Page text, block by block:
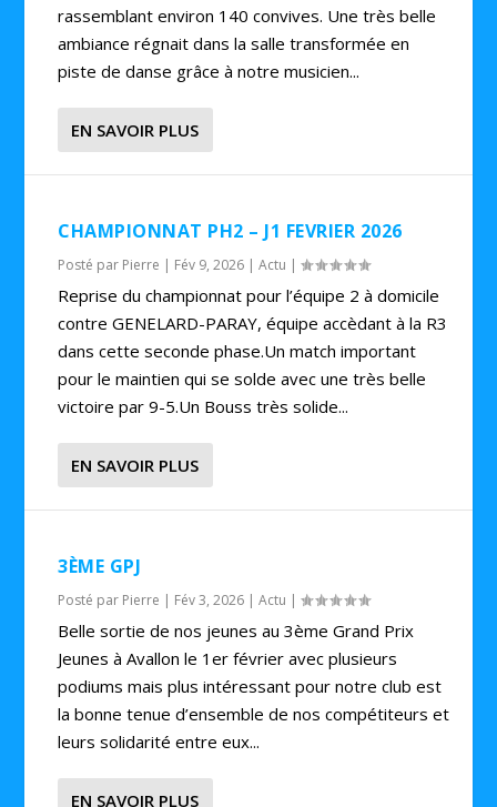
rassemblant environ 140 convives. Une très belle
ambiance régnait dans la salle transformée en
piste de danse grâce à notre musicien...
EN SAVOIR PLUS
CHAMPIONNAT PH2 – J1 FEVRIER 2026
Posté par Pierre | Fév 9, 2026 |Actu |
Reprise du championnat pour l’équipe 2 à domicile
contre GENELARD-PARAY, équipe accèdant à la R3
dans cette seconde phase.Un match important
pour le maintien qui se solde avec une très belle
victoire par 9-5.Un Bouss très solide...
EN SAVOIR PLUS
3ÈME GPJ
Posté par Pierre | Fév 3, 2026 |Actu |
Belle sortie de nos jeunes au 3ème Grand Prix
Jeunes à Avallon le 1er février avec plusieurs
podiums mais plus intéressant pour notre club est
la bonne tenue d’ensemble de nos compétiteurs et
leurs solidarité entre eux...
EN SAVOIR PLUS